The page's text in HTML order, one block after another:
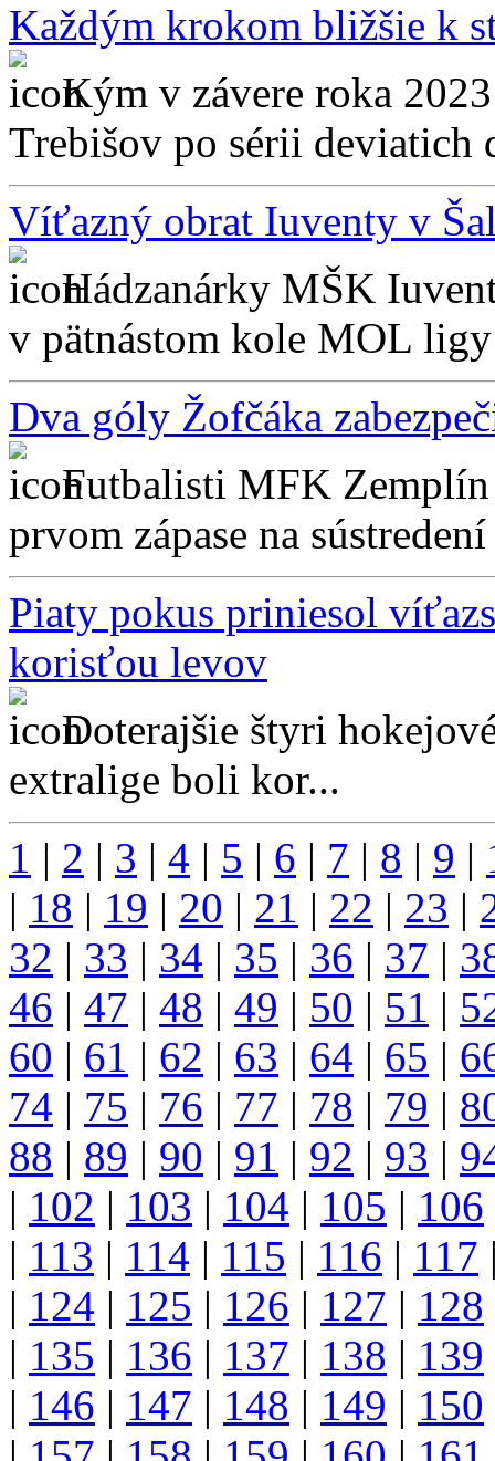
Každým krokom bližšie k
Kým v závere roka
Trebišov po sérii deviatich
Víťazný obrat Iuventy v
Hádzanárky MŠK
v pätnástom kole MOL
Dva góly Žofčáka
Futbalisti MFK
prvom zápase na
Piaty pokus priniesol
korisťou levov
Doterajšie štyri
extralige boli kor...
1 | 2 | 3 | 4 | 5 | 6 | 7 | 8 | 9 |
| 18 | 19 | 20 | 21 | 22 | 23 |
32 | 33 | 34 | 35 | 36 | 37 |
46 | 47 | 48 | 49 | 50 | 51 |
60 | 61 | 62 | 63 | 64 | 65 |
74 | 75 | 76 | 77 | 78 | 79 |
88 | 89 | 90 | 91 | 92 | 93 |
| 102 | 103 | 104 | 105 | 106
| 113 | 114 | 115 | 116 | 117
| 124 | 125 | 126 | 127 | 128
| 135 | 136 | 137 | 138 | 139
| 146 | 147 | 148 | 149 | 150